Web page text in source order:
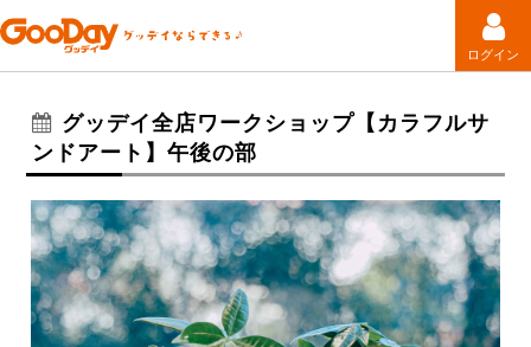
ログイン
グッデイ全店ワークショップ【カラフルサ
ンドアート】午後の部